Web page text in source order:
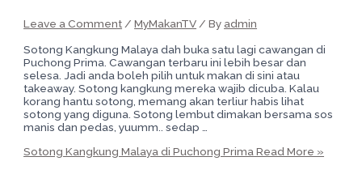
Leave a Comment/MyMakanTV/ By admin
Sotong Kangkung Malaya dah buka satu lagi cawangan di
Puchong Prima. Cawangan terbaru ini lebih besar dan
selesa. Jadi anda boleh pilih untuk makan di sini atau
takeaway. Sotong kangkung mereka wajib dicuba. Kalau
korang hantu sotong, memang akan terliur habis lihat
sotong yang diguna. Sotong lembut dimakan bersama sos
manis dan pedas, yuumm.. sedap …
Sotong Kangkung Malaya di Puchong Prima Read More »